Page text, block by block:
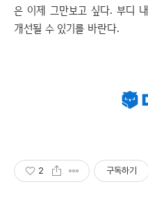
은 이제 그만보고 싶다. 부디
개선될 수 있기를 바란다.
2 구독하기